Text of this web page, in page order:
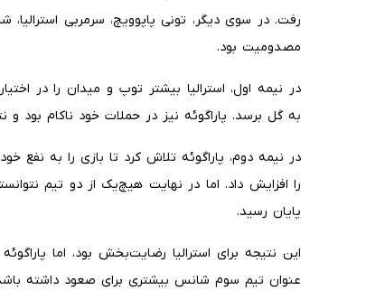
رفت. در سوی دیگر، تونی پاپوویچ، سرمربی
مصدومیت بود.
در نیمه اول، استرالیا بیشتر توپ و میدان را در
به گل برسد. پاراگوئه نیز در حملات خود ناکام بود
در نیمه دوم، پاراگوئه تلاش کرد تا بازی را به
را افزایش داد. اما در نهایت هیچ‌یک از دو تیم
پایان رسید.
این نتیجه برای استرالیا رضایت‌بخش بود، اما
عنوان تیم سوم شانس بیشتری برای صعود داشته